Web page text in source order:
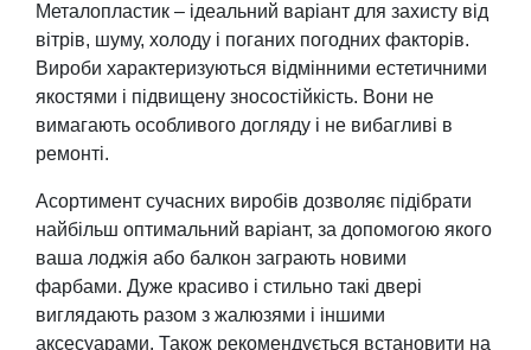
Металопластик – ідеальний варіант для захисту від
вітрів, шуму, холоду і поганих погодних факторів.
Вироби характеризуються відмінними естетичними
якостями і підвищену зносостійкість. Вони не
вимагають особливого догляду і не вибагливі в
ремонті.
Асортимент сучасних виробів дозволяє підібрати
найбільш оптимальний варіант, за допомогою якого
ваша лоджія або балкон заграють новими
фарбами. Дуже красиво і стильно такі двері
виглядають разом з жалюзями і іншими
аксесуарами. Також рекомендується встановити на